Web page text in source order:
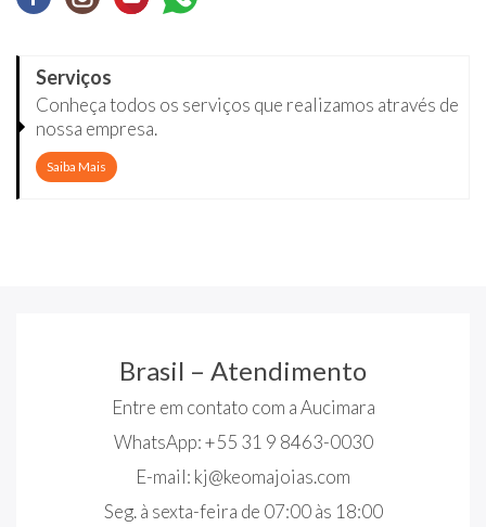
Serviços
Conheça todos os serviços que realizamos através de
nossa empresa.
Saiba Mais
Brasil – Atendimento
Entre em contato com a Aucimara
WhatsApp: +55 31 9 8463-0030
E-mail: kj@keomajoias.com
Seg. à sexta-feira de 07:00 às 18:00